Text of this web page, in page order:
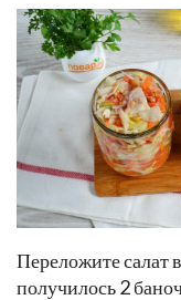
Переложите салат
получилось 2